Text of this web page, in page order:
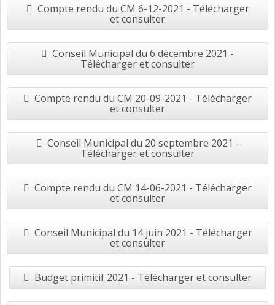
Compte rendu du CM 6-12-2021 - Télécharger
et consulter
Conseil Municipal du 6 décembre 2021 -
Télécharger et consulter
Compte rendu du CM 20-09-2021 - Télécharger
et consulter
Conseil Municipal du 20 septembre 2021 -
Télécharger et consulter
Compte rendu du CM 14-06-2021 - Télécharger
et consulter
Conseil Municipal du 14 juin 2021 - Télécharger
et consulter
Budget primitif 2021 - Télécharger et consulter